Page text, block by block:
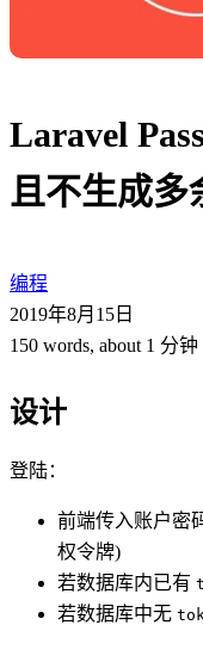
Laravel
且不生成多
编程
2019年8月15日
150 words, about 1 分钟
设计
登陆：
前端传入账户密
权令牌)
若数据库内已有
若数据库中无